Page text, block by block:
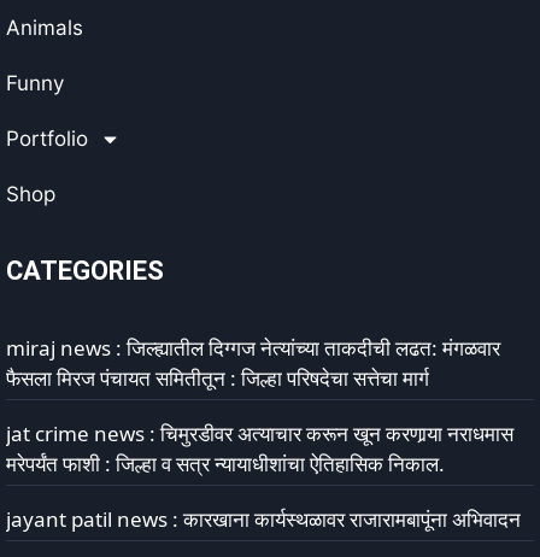
Animals
Funny
Portfolio
Shop
CATEGORIES
miraj news : जिल्ह्यातील दिग्गज नेत्यांच्या ताकदीची लढत: मंगळवार
फैसला मिरज पंचायत समितीतून : जिल्हा परिषदेचा सत्तेचा मार्ग
jat crime news : चिमुरडीवर अत्याचार करून खून करणार्‍या नराधमास
मरेपर्यंत फाशी : जिल्हा व सत्र न्यायाधीशांचा ऐतिहासिक निकाल.
jayant patil news : कारखाना कार्यस्थळावर राजारामबापूंना अभिवादन